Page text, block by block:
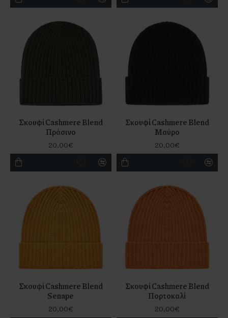
Σκουφί Cashmere Blend
Πράσινο
20,00€
Σκουφί Cashmere Blend
Μαύρο
20,00€
Σκουφί Cashmere Blend
Senape
20,00€
Σκουφί Cashmere Blend
Πορτοκαλί
20,00€